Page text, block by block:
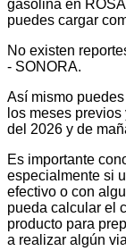
gasolina en
puedes cargar
No existen
- SONORA.
Así mismo
los meses
del 2026 y de
Es importante
especialmente si
efectivo o con
pueda calcular el
producto para
a realizar algún